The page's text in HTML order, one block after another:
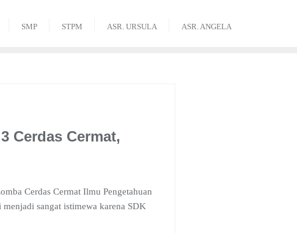
SMP STPM ASR. URSULA ASR. ANGELA
Cerdas Cermat,
Cerdas Cermat Ilmu Pengetahuan
sangat istimewa karena SDK